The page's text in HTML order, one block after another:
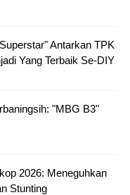
Antarkan TPK
Yang Terbaik Se-DIY
"MBG B3"
2026: Meneguhkan
Stunting